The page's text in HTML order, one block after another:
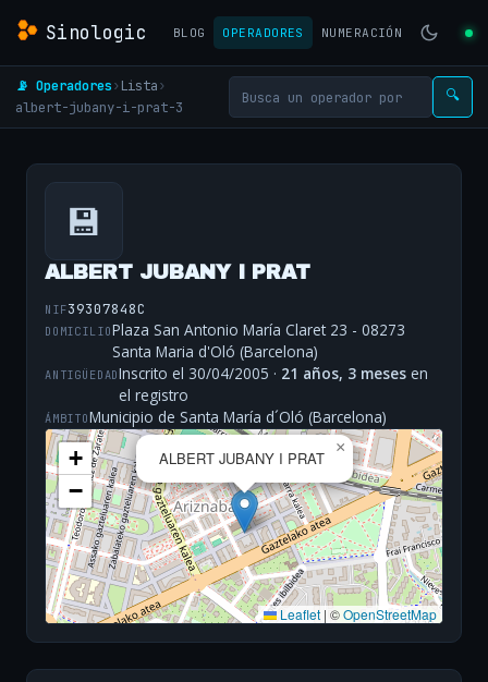
Sinologic BLOG OPERADORES NUMERACIÓN
📡 Operadores› Lista›
albert-jubany-i-prat-3
🔍
💾
ALBERT JUBANY I PRAT
NIF39307848C
DOMICILIOPlaza San Antonio María Claret 23 - 08273
Santa Maria d'Oló (Barcelona)
ANTIGÜEDADInscrito el 30/04/2005 · 21 años, 3 meses en
el registro
ÁMBITOMunicipio de Santa María d´Oló (Barcelona)
ALBERT JUBANY I PRAT
×
+
−
Leaflet | ©OpenStreetMap